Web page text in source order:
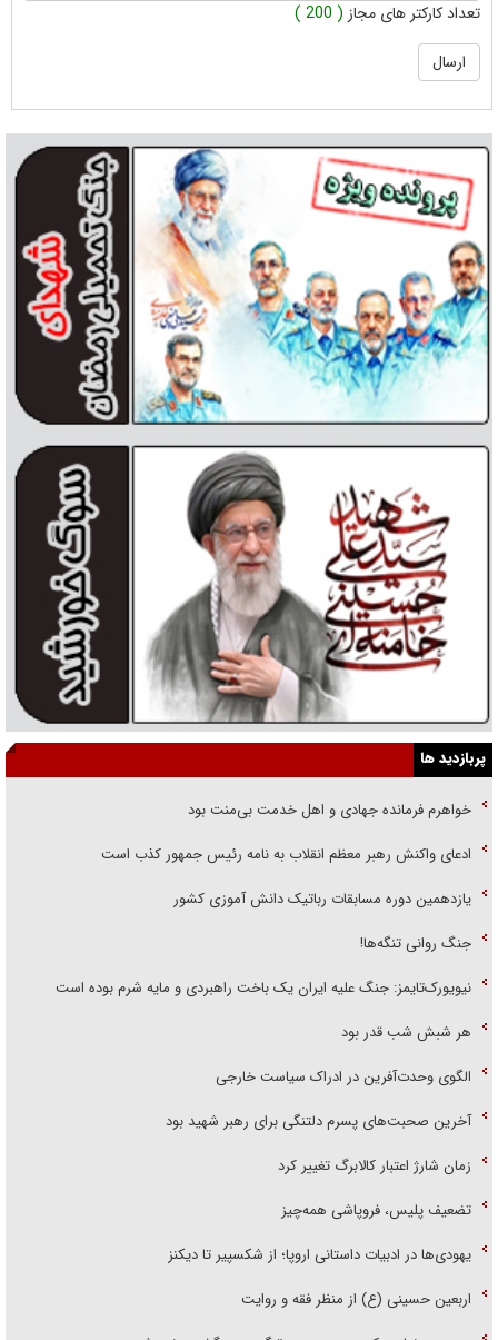
تعداد کارکتر های مجاز ( 200 )
پربازدید ها
خواهرم فرمانده جهادی و اهل خدمت بی‌منت بود
ادعای واکنش رهبر معظم انقلاب به نامه رئیس جمهور کذب است
یازدهمین دوره مسابقات رباتیک دانش آموزی کشور
جنگ روانی تنگه‌ها!
نیویورک‌تایمز: جنگ علیه ایران یک باخت راهبردی و مایه شرم بوده است
هر شبش شب قدر بود
الگوی وحدت‌آفرین در ادراک سیاست خارجی
آخرین صحبت‌های پسرم دلتنگی برای رهبر شهید بود
زمان شارژ اعتبار کالابرگ تغییر کرد
تضعیف پلیس، فروپاشی همه‌چیز
یهودی‌ها در ادبیات داستانی اروپا؛ از شکسپیر تا دیکنز
اربعین حسینی (ع) از منظر فقه و روایت